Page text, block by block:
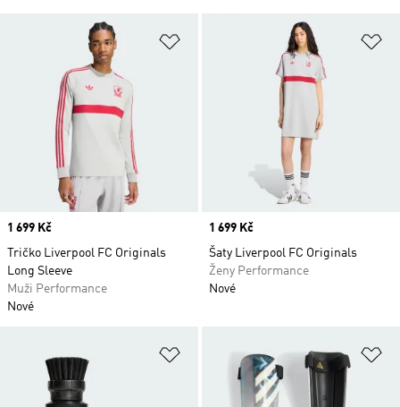
Přidat do seznamu přání
Price
1 699 Kč
Tričko Liverpool FC Originals
Long Sleeve
Muži Performance
Nové
Price
1 699 Kč
Šaty Liverpool FC Originals
Ženy Performance
Nové
Přidat do seznamu přání